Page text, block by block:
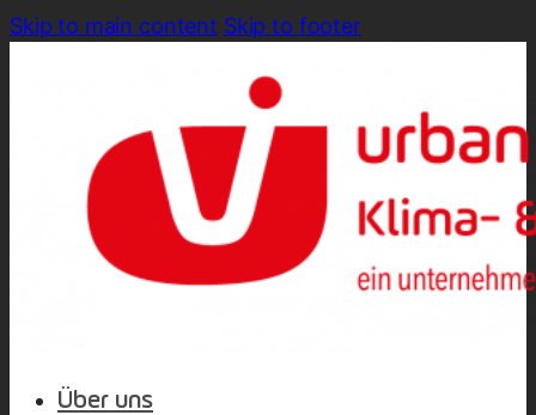
Skip to main content Skip to footer
Über uns